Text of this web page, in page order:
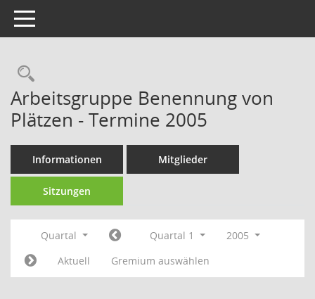
Toggle navigation
Rechercheauswahl
Arbeitsgruppe Benennung von
Plätzen - Termine 2005
Informationen Mitglieder
Sitzungen
Quartal Quartal 1
2005
Aktuell
Gremium auswählen